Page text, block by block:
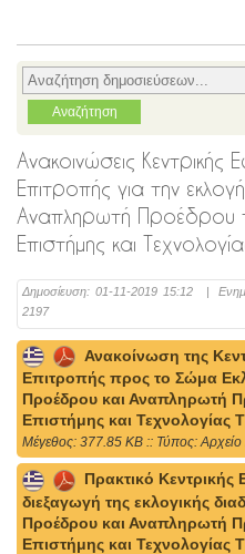
Ανακοινώσεις Κεντρικής
Επιτροπής για την
Αναπληρωτή Προέδρου
Επιστήμης και
Δημοσίευση: 01-11-2019 15:12 |
2197
Ανακοίνωση της
Επιτροπής προς το Σώμα
Προέδρου και Αναπληρωτή
Επιστήμης και Τεχνολογίας
Mέγεθος: 377.85 KB :: Τύπος:
Πρακτικό Κεντρικής
διεξαγωγή της εκλογικής
Προέδρου και Αναπληρωτή
Επιστήμης και Τεχνολογίας